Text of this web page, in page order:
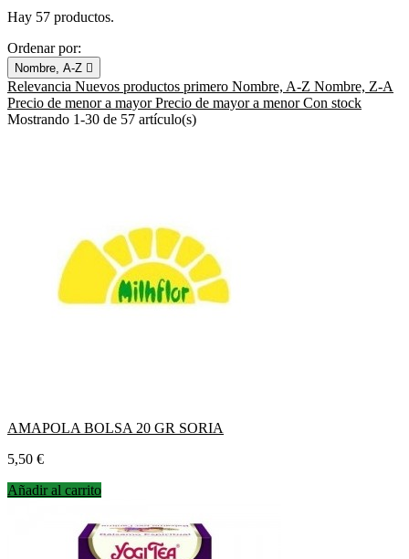
Hay 57 productos.
Ordenar por:
Nombre, A-Z 
Relevancia Nuevos productos primero Nombre, A-Z Nombre, Z-A
Precio de menor a mayorPrecio de mayor a menorCon stock
Mostrando 1-30 de 57 artículo(s)
AMAPOLA BOLSA 20 GR SORIA
Precio
5,50 €
Añadir al carrito